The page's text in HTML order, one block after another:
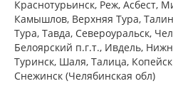
есть в 4
от 3 350,00
Тебантин
Гедеон Рихтер
Рихтер-Рус АО
есть в 2
Краснотурьинск, Реж, Асбест,
Камышлов, Верхняя Тура,
Тура, Тавда, Североуральск,
Белоярский п.г.т., Ивдель,
Туринск, Шаля, Талица,
Снежинск (Челябинская обл)